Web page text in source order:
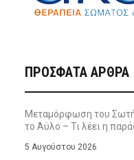
ΠΡΌΣΦΑΤΑ ΆΡΘΡΑ
Μεταμόρφωση του
το Άϋλο – Τι λέει η
5 Αυγούστου 2026